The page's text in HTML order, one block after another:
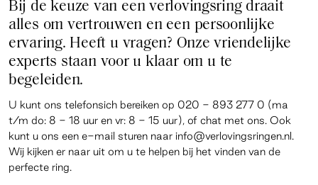
Bij de keuze van een verlovingsring draait
alles om vertrouwen en een persoonlijke
ervaring. Heeft u vragen? Onze vriendelijke
experts staan voor u klaar om u te
begeleiden.
U kunt ons telefonsich bereiken op 020 - 893 277 0 (ma
t/m do: 8 - 18 uur en vr: 8 - 15 uur), of chat met ons. Ook
kunt u ons een e-mail sturen naar info@verlovingsringen.nl.
Wij kijken er naar uit om u te helpen bij het vinden van de
perfecte ring.